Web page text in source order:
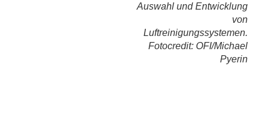
Auswahl und Entwicklung
von
Luftreinigungssystemen.
Fotocredit: OFI/Michael
Pyerin